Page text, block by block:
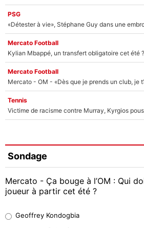
PSG
«Détester à vie», Stéphane Guy dans une
Mercato Football
Kylian Mbappé, un transfert obligatoire cet été ?
Mercato Football
Tennis
Sondage
Mercato - Ça bouge à l’OM : Qui
joueur à partir cet été ?
38%
Geoffrey Kondogbia